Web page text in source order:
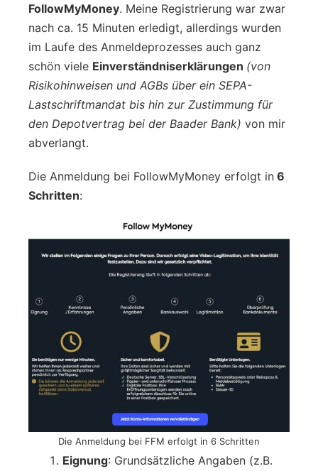
FollowMyMoney. Meine Registrierung war zwar
nach ca. 15 Minuten erledigt, allerdings wurden
im Laufe des Anmeldeprozesses auch ganz
schön viele Einverständniserklärungen (von
Risikohinweisen und AGBs über ein SEPA-
Lastschriftmandat bis hin zur Zustimmung für
den Depotvertrag bei der Baader Bank) von mir
abverlangt.
Die Anmeldung bei FollowMyMoney erfolgt in 6
Schritten:
Die Anmeldung bei FFM erfolgt in 6 Schritten
Eignung: Grundsätzliche Angaben (z.B.